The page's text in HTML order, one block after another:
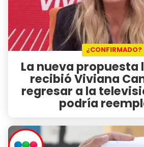
¿CONFIRMADO?
La nueva propuesta
recibió Viviana
regresar a la
podría